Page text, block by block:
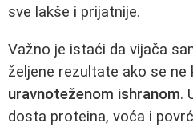
sve lakše i prijatnije.
Važno je istaći da vijača
željene rezultate ako se ne
uravnoteženom ishranom.
dosta proteina, voća i